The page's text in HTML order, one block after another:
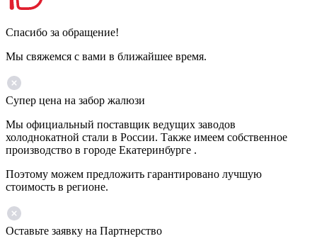
Спасибо за обращение!
Мы свяжемся с вами в ближайшее время.
Супер цена на забор жалюзи
Мы официальный поставщик ведущих заводов
холоднокатной стали в России. Также имеем собственное
производство в городе Екатеринбурге .
Поэтому можем предложить гарантировано лучшую
стоимость в регионе.
Оставьте заявку на Партнерство